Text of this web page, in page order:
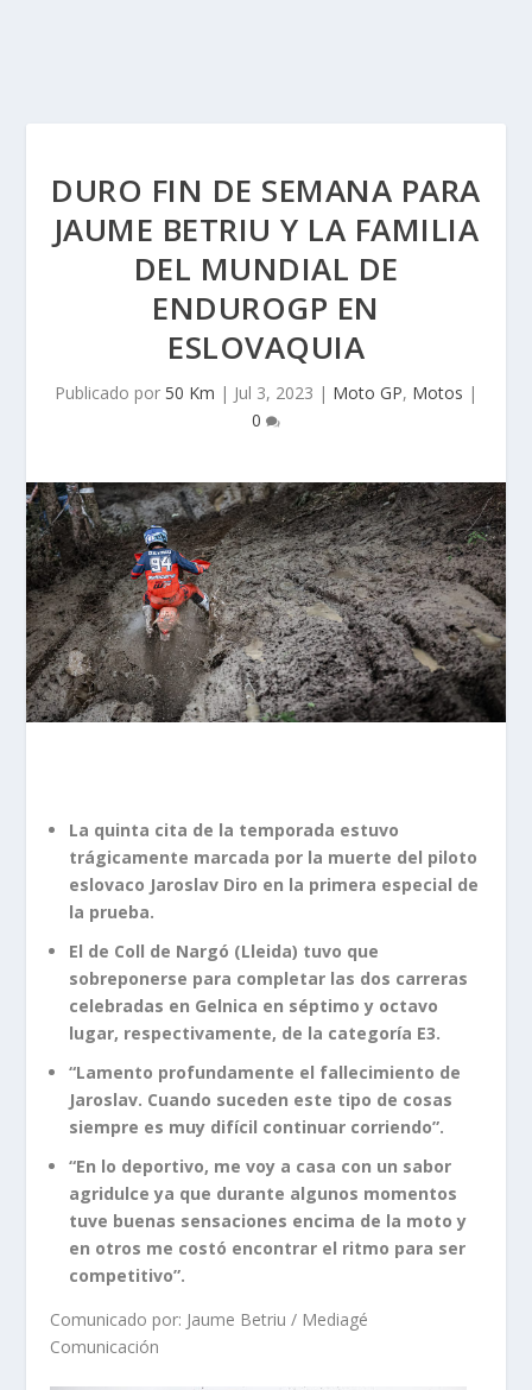
DURO FIN DE SEMANA PARA
JAUME BETRIU Y LA FAMILIA
DEL MUNDIAL DE
ENDUROGP EN
ESLOVAQUIA
Publicado por 50 Km | Jul 3, 2023 | Moto GP, Motos |
0
La quinta cita de la temporada estuvo
trágicamente marcada por la muerte del piloto
eslovaco Jaroslav Diro en la primera especial de
la prueba.
El de Coll de Nargó (Lleida) tuvo que
sobreponerse para completar las dos carreras
celebradas en Gelnica en séptimo y octavo
lugar, respectivamente, de la categoría E3.
“Lamento profundamente el fallecimiento de
Jaroslav. Cuando suceden este tipo de cosas
siempre es muy difícil continuar corriendo”.
“En lo deportivo, me voy a casa con un sabor
agridulce ya que durante algunos momentos
tuve buenas sensaciones encima de la moto y
en otros me costó encontrar el ritmo para ser
competitivo”.
Comunicado por: Jaume Betriu / Mediagé
Comunicación